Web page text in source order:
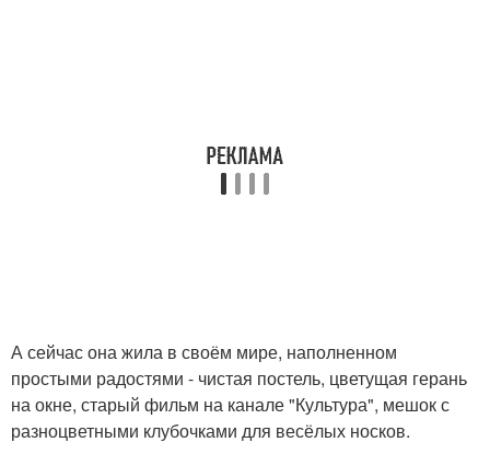
А сейчас она жила в своём мире, наполненном
простыми радостями - чистая постель, цветущая герань
на окне, старый фильм на канале "Культура", мешок с
разноцветными клубочками для весёлых носков.